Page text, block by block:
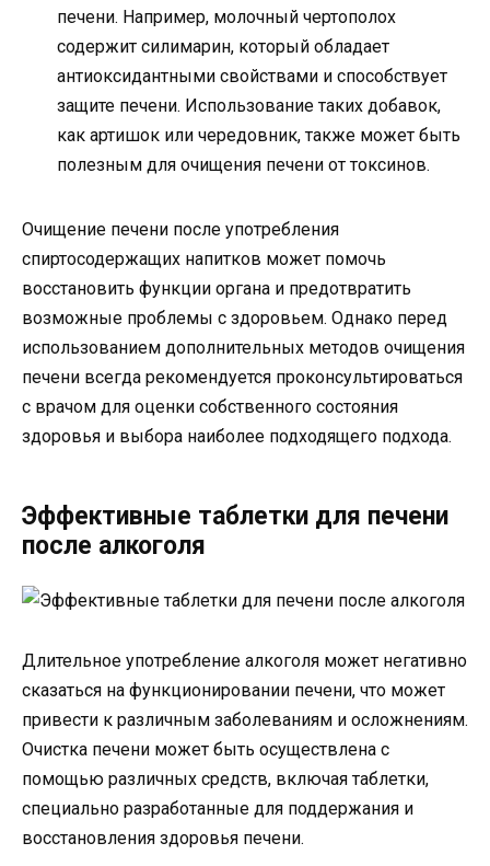
печени. Например, молочный чертополох
содержит силимарин, который обладает
антиоксидантными свойствами и способствует
защите печени. Использование таких добавок,
как артишок или чередовник, также может быть
полезным для очищения печени от токсинов.
Очищение печени после употребления
спиртосодержащих напитков может помочь
восстановить функции органа и предотвратить
возможные проблемы с здоровьем. Однако перед
использованием дополнительных методов очищения
печени всегда рекомендуется проконсультироваться
с врачом для оценки собственного состояния
здоровья и выбора наиболее подходящего подхода.
Эффективные таблетки для печени
после алкоголя
Длительное употребление алкоголя может негативно
сказаться на функционировании печени, что может
привести к различным заболеваниям и осложнениям.
Очистка печени может быть осуществлена с
помощью различных средств, включая таблетки,
специально разработанные для поддержания и
восстановления здоровья печени.